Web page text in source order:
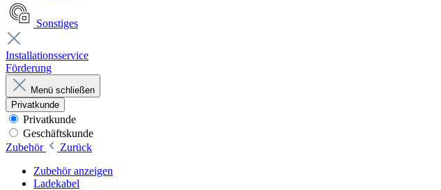
Sonstiges
Installationsservice
Förderung
Menü schließen
Privatkunde
Privatkunde
Geschäftskunde
Zubehör
Zurück
Zubehör anzeigen
Ladekabel